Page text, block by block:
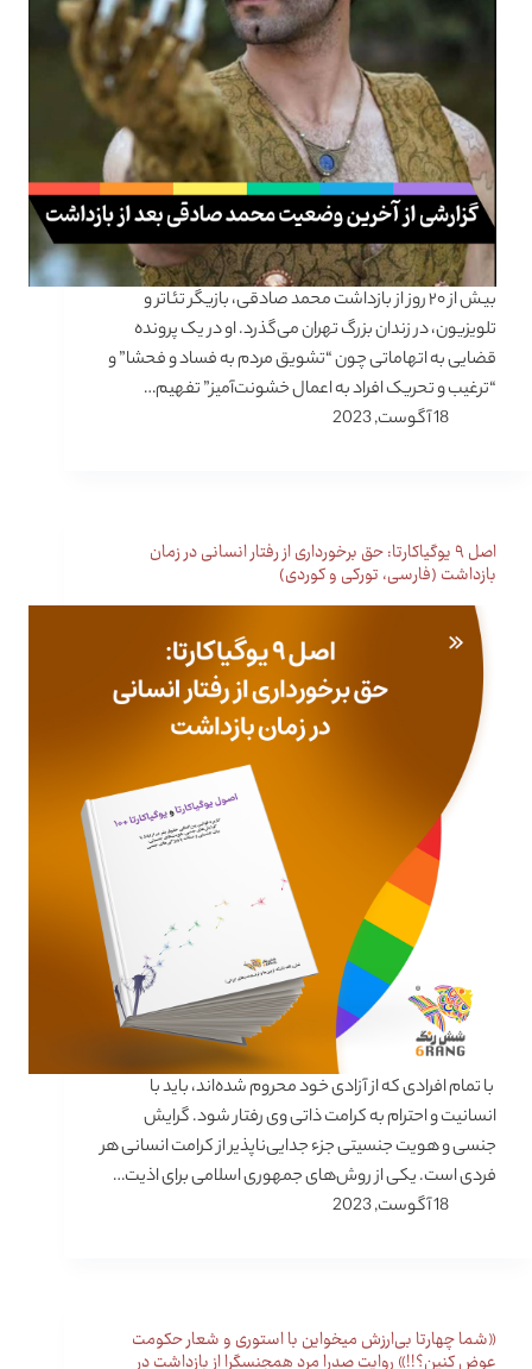
بیش از ۲۰ روز از بازداشت محمد صادقی، بازیگر تئاتر و
تلویزیون، در زندان بزرگ تهران می‌گذرد. او در یک پرونده
قضایی به اتهاماتی چون “تشویق مردم به فساد و فحشا” و
“ترغیب و تحریک افراد به اعمال خشونت‌آمیز” تفهیم…
18 آگوست, 2023
اصل ۹ یوگیاکارتا: حق برخورداری از رفتار انسانی در زمان
بازداشت (فارسی، تورکی و کوردی)
با تمام افرادی که از آزادی خود محروم شده‌اند، باید با
انسانیت و احترام به کرامت ذاتی وی رفتار شود. گرایش
جنسی و هویت جنسیتی جزء جدایی‌ناپذیر از کرامت انسانی هر
فردی است. یکی از روش‌های جمهوری اسلامی برای اذیت…
18 آگوست, 2023
«شما چهارتا بی‌ارزش میخواین با استوری و شعار حکومت